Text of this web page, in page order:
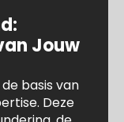
Jouw
basis van
Deze